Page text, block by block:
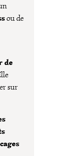
ou de
de
sur